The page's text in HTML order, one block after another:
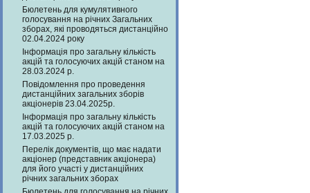
Бюлетень для кумулятивного
голосування на річних Загальних
зборах, які проводяться дистанційно
02.04.2024 року
Інформація про загальну кількість
акцій та голосуючих акцій станом на
28.03.2024 р.
Повідомлення про проведення
дистанційних загальних зборів
акціонерів 23.04.2025р.
Інформація про загальну кількість
акцій та голосуючих акцій станом на
17.03.2025 р.
Перелік документів, що має надати
акціонер (представник акціонера)
для його участі у дистанційних
річних загальних зборах